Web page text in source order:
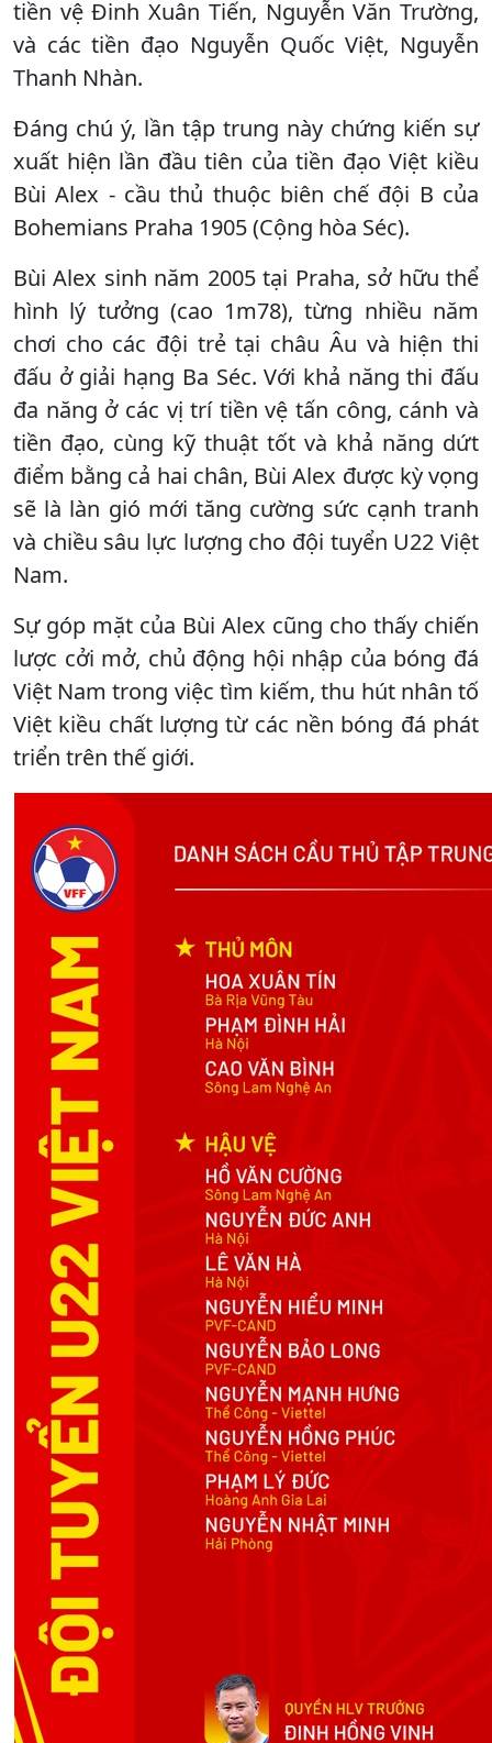
tiền vệ Đinh Xuân Tiến, Nguyễn Văn Trường,
và các tiền đạo Nguyễn Quốc Việt, Nguyễn
Thanh Nhàn.
Đáng chú ý, lần tập trung này chứng kiến sự
xuất hiện lần đầu tiên của tiền đạo Việt kiều
Bùi Alex - cầu thủ thuộc biên chế đội B của
Bohemians Praha 1905 (Cộng hòa Séc).
Bùi Alex sinh năm 2005 tại Praha, sở hữu thể
hình lý tưởng (cao 1m78), từng nhiều năm
chơi cho các đội trẻ tại châu Âu và hiện thi
đấu ở giải hạng Ba Séc. Với khả năng thi đấu
đa năng ở các vị trí tiền vệ tấn công, cánh và
tiền đạo, cùng kỹ thuật tốt và khả năng dứt
điểm bằng cả hai chân, Bùi Alex được kỳ vọng
sẽ là làn gió mới tăng cường sức cạnh tranh
và chiều sâu lực lượng cho đội tuyển U22 Việt
Nam.
Sự góp mặt của Bùi Alex cũng cho thấy chiến
lược cởi mở, chủ động hội nhập của bóng đá
Việt Nam trong việc tìm kiếm, thu hút nhân tố
Việt kiều chất lượng từ các nền bóng đá phát
triển trên thế giới.